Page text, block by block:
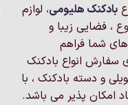
بادکنک‌ هلیومی، لوازم
، فضایی زیبا و
شما فراهم
سفارش انواع بادکنک
و دسته بادکنک ، با
امکان پذیر می باشد.